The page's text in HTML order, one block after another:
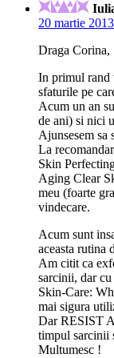
20 martie
Draga Corina,
In primul rand
sfaturile pe
Acum un an
de ani) si nici
Ajunsesem sa
La
Skin
Aging Clear
meu (foarte
vindecare.
Acum sunt
aceasta rutina
Am citit ca
sarcinii, dar
Skin-Care:
mai sigura
Dar RESIST
timpul sarcinii
Multumesc !